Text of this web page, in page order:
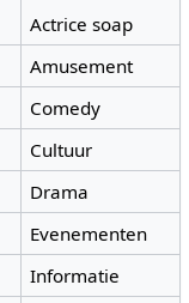
Actrice soap
Amusement
Comedy
Cultuur
Drama
Evenementen
Informatie